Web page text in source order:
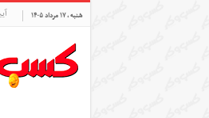
شنبه , ۱۷ مرداد ۱۴۰۵